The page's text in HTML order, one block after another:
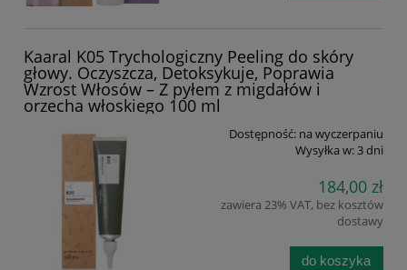
Kaaral K05 Trychologiczny Peeling do skóry
głowy. Oczyszcza, Detoksykuje, Poprawia
Wzrost Włosów – Z pyłem z migdałów i
orzecha włoskiego 100 ml
Dostępność: na wyczerpaniu
Wysyłka w:3 dni
184,00 zł
zawiera 23% VAT, bez kosztów
dostawy
do koszyka